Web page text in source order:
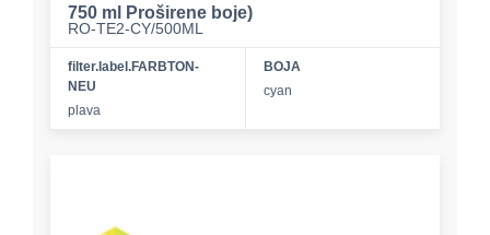
750 ml Proširene boje)
RO-TE2-CY/500ML
filter.label.FARBTON-
NEU
plava
BOJA
cyan